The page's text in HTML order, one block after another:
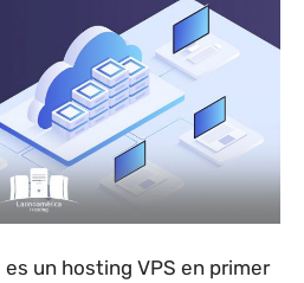
un hosting VPS en primer